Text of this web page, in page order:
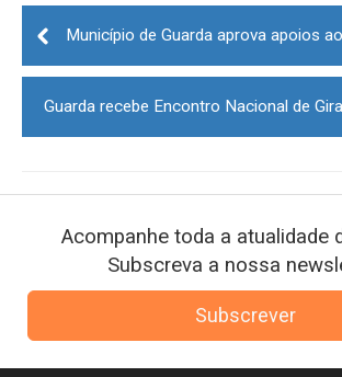
Post
navigation
Acompanhe toda a atualidade
Subscreva a nossa
Subscrever